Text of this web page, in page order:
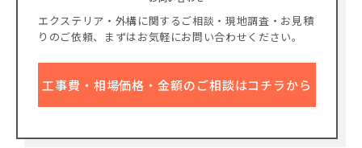
エクステリア・外構に関するご相談・現地調査・お見積
りのご依頼、
まずはお気軽にお問い合わせください。
工事費・相場価格・金額のご相談はコチラから